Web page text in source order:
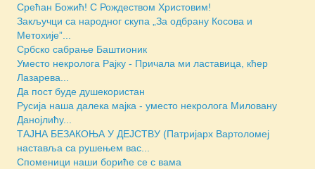
Срећан Божић! С Рождеством Христовим!
Закључци са народног скупа „За одбрану Косова и
Метохије”...
Србско сабрање Баштионик
Уместо некролога Рајку - Причала ми ластавица, кћер
Лазаревa...
Да пост буде душекористан
Русија наша далека мајка - уместо некролога Миловану
Данојлићу...
ТАЈНА БЕЗАКОЊА У ДЕЈСТВУ (Патријарх Вартоломеј
наставља са рушењем вас...
Споменици наши бориће се с вама